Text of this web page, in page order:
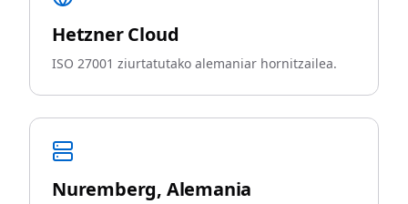
Hetzner Cloud
ISO 27001 ziurtatutako alemaniar hornitzailea.
Nuremberg, Alemania